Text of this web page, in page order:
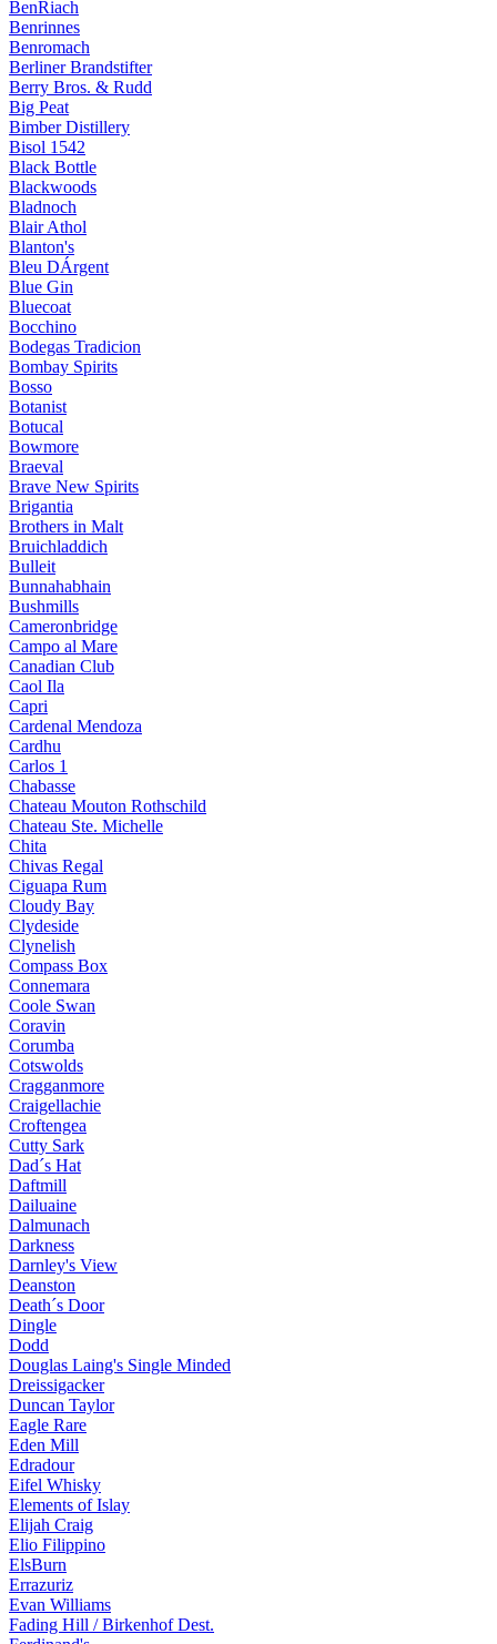
BenRiach
Benrinnes
Benromach
Berliner Brandstifter
Berry Bros. & Rudd
Big Peat
Bimber Distillery
Bisol 1542
Black Bottle
Blackwoods
Bladnoch
Blair Athol
Blanton's
Bleu DÁrgent
Blue Gin
Bluecoat
Bocchino
Bodegas Tradicion
Bombay Spirits
Bosso
Botanist
Botucal
Bowmore
Braeval
Brave New Spirits
Brigantia
Brothers in Malt
Bruichladdich
Bulleit
Bunnahabhain
Bushmills
Cameronbridge
Campo al Mare
Canadian Club
Caol Ila
Capri
Cardenal Mendoza
Cardhu
Carlos 1
Chabasse
Chateau Mouton Rothschild
Chateau Ste. Michelle
Chita
Chivas Regal
Ciguapa Rum
Cloudy Bay
Clydeside
Clynelish
Compass Box
Connemara
Coole Swan
Coravin
Corumba
Cotswolds
Cragganmore
Craigellachie
Croftengea
Cutty Sark
Dad´s Hat
Daftmill
Dailuaine
Dalmunach
Darkness
Darnley's View
Deanston
Death´s Door
Dingle
Dodd
Douglas Laing's Single Minded
Dreissigacker
Duncan Taylor
Eagle Rare
Eden Mill
Edradour
Eifel Whisky
Elements of Islay
Elijah Craig
Elio Filippino
ElsBurn
Errazuriz
Evan Williams
Fading Hill / Birkenhof Dest.